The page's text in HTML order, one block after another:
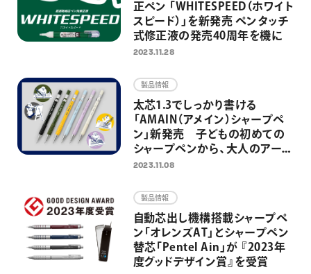
正ペン 「WHITESPEED（ホワイト
スピード）」を新発売 ペンタッチ
式修正液の発売40周年を機に
2023.11.28
製品情報
太芯1.3でしっかり書ける
「AMAIN（アメイン）シャープペ
ン」新発売 子どもの初めての
シャープペンから、大人のアート
＆クラフトの相棒としても活躍
2023.11.08
製品情報
自動芯出し機構搭載シャープペ
ン「オレンズAT」とシャープペン
替芯「Pentel Ain」が 『2023年
度グッドデザイン賞』を受賞